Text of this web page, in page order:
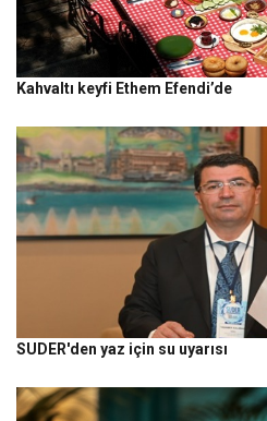
Kahvaltı keyfi Ethem Efendi’de
SUDER'den yaz için su uyarısı